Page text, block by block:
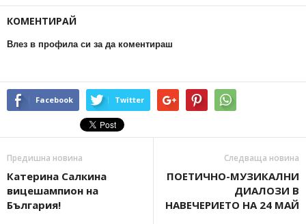
КОМЕНТИРАЙ
Влез в профила си за да коментираш
Facebook Twitter
Предишна новина
Катерина Салкина
вицешампион на
България!
Следваща новина
ПОЕТИЧНО-МУЗИКАЛНИ
ДИАЛОЗИ В
НАВЕЧЕРИЕТО НА 24 МАЙ